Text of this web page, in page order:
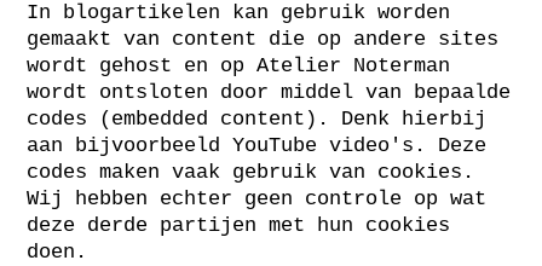
In blogartikelen kan gebruik worden
gemaakt van content die op andere sites
wordt gehost en op Atelier Noterman
wordt ontsloten door middel van bepaalde
codes (embedded content). Denk hierbij
aan bijvoorbeeld YouTube video's. Deze
codes maken vaak gebruik van cookies.
Wij hebben echter geen controle op wat
deze derde partijen met hun cookies
doen.